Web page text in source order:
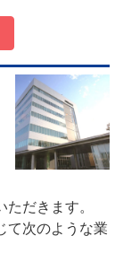
だきます。
て次のような業